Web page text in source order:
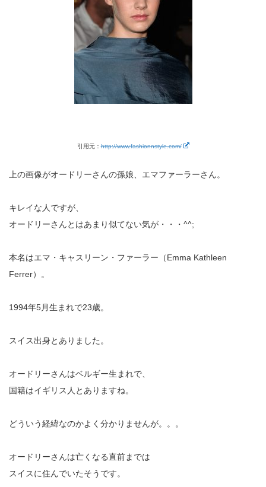
引用元：http://www.fashionnstyle.com/
上の画像がオードリーさんの孫娘、エマファーラーさん。
キレイな人ですが、
オードリーさんとはあまり似てない気が・・・^^;
本名はエマ・キャスリーン・ファーラー（Emma Kathleen
Ferrer）。
1994年5月生まれで23歳。
スイス出身とありました。
オードリーさんはベルギー生まれで、
国籍はイギリス人とありますね。
どういう経緯なのかよく分かりませんが。。。
オードリーさんは亡くなる直前までは
スイスに住んでいたそうです。